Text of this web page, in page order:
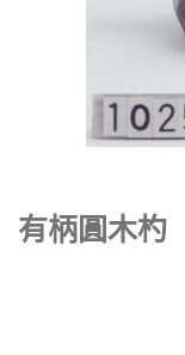
有柄圓木杓